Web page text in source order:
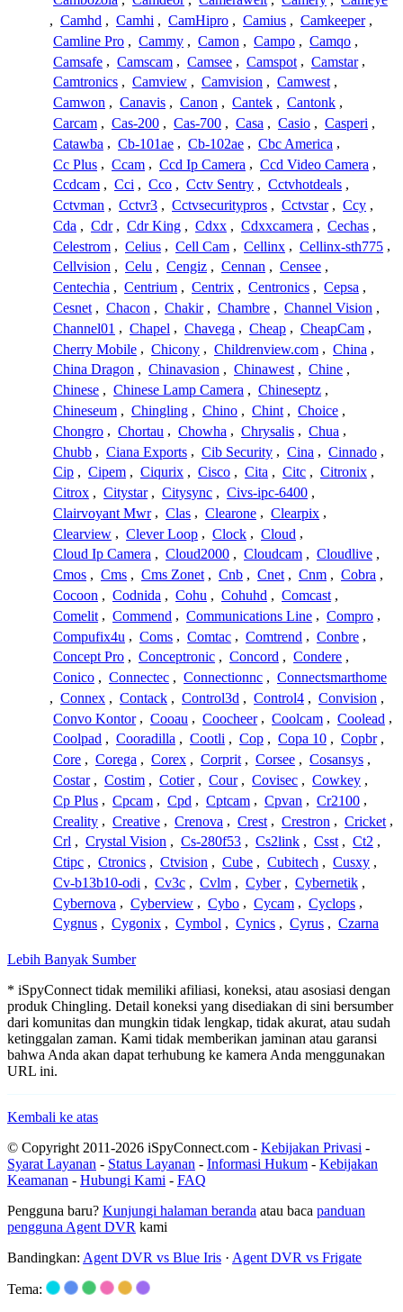
, Camhd , Camhi , CamHipro , Camius , Camkeeper ,
Camline Pro , Cammy , Camon , Campo , Camqo ,
Camsafe , Camscam , Camsee , Camspot , Camstar ,
Camtronics , Camview , Camvision , Camwest ,
Camwon , Canavis , Canon , Cantek , Cantonk ,
Carcam , Cas-200 , Cas-700 , Casa , Casio , Casperi ,
Catawba , Cb-101ae , Cb-102ae , Cbc America ,
Cc Plus , Ccam , Ccd Ip Camera , Ccd Video Camera ,
Ccdcam , Cci , Cco , Cctv Sentry , Cctvhotdeals ,
Cctvman , Cctvr3 , Cctvsecuritypros , Cctvstar , Ccy ,
Cda , Cdr , Cdr King , Cdxx , Cdxxcamera , Cechas ,
Celestrom , Celius , Cell Cam , Cellinx , Cellinx-sth775 ,
Cellvision , Celu , Cengiz , Cennan , Censee ,
Centechia , Centrium , Centrix , Centronics , Cepsa ,
Cesnet , Chacon , Chakir , Chambre , Channel Vision ,
Channel01 , Chapel , Chavega , Cheap , CheapCam ,
Cherry Mobile , Chicony , Childrenview.com , China ,
China Dragon , Chinavasion , Chinawest , Chine ,
Chinese , Chinese Lamp Camera , Chineseptz ,
Chineseum , Chingling , Chino , Chint , Choice ,
Chongro , Chortau , Chowha , Chrysalis , Chua ,
Chubb , Ciana Exports , Cib Security , Cina , Cinnado ,
Cip , Cipem , Ciqurix , Cisco , Cita , Citc , Citronix ,
Citrox , Citystar , Citysync , Civs-ipc-6400 ,
Clairvoyant Mwr , Clas , Clearone , Clearpix ,
Clearview , Clever Loop , Clock , Cloud ,
Cloud Ip Camera , Cloud2000 , Cloudcam , Cloudlive ,
Cmos , Cms , Cms Zonet , Cnb , Cnet , Cnm , Cobra ,
Cocoon , Codnida , Cohu , Cohuhd , Comcast ,
Comelit , Commend , Communications Line , Compro ,
Compufix4u , Coms , Comtac , Comtrend , Conbre ,
Concept Pro , Conceptronic , Concord , Condere ,
Conico , Connectec , Connectionnc , Connectsmarthome
, Connex , Contack , Control3d , Control4 , Convision ,
Convo Kontor , Cooau , Coocheer , Coolcam , Coolead ,
Coolpad , Cooradilla , Cootli , Cop , Copa 10 , Copbr ,
Core , Corega , Corex , Corprit , Corsee , Cosansys ,
Costar , Costim , Cotier , Cour , Covisec , Cowkey ,
Cp Plus , Cpcam , Cpd , Cptcam , Cpvan , Cr2100 ,
Creality , Creative , Crenova , Crest , Crestron , Cricket ,
Crl , Crystal Vision , Cs-280f53 , Cs2link , Csst , Ct2 ,
Ctipc , Ctronics , Ctvision , Cube , Cubitech , Cusxy ,
Cv-b13b10-odi , Cv3c , Cvlm , Cyber , Cybernetik ,
Cybernova , Cyberview , Cybo , Cycam , Cyclops ,
Cygnus , Cygonix , Cymbol , Cynics , Cyrus , Czarna
Lebih Banyak Sumber
* iSpyConnect tidak memiliki afiliasi, koneksi, atau asosiasi dengan
produk Chingling. Detail koneksi yang disediakan di sini bersumber
dari komunitas dan mungkin tidak lengkap, tidak akurat, atau sudah
ketinggalan zaman. Kami tidak memberikan jaminan atau garansi
bahwa Anda akan dapat terhubung ke kamera Anda menggunakan
URL ini.
Kembali ke atas
© Copyright 2011-2026 iSpyConnect.com - Kebijakan Privasi -
Syarat Layanan - Status Layanan - Informasi Hukum - Kebijakan
Keamanan - Hubungi Kami - FAQ
Pengguna baru? Kunjungi halaman beranda atau baca panduan
pengguna Agent DVR kami
Bandingkan: Agent DVR vs Blue Iris · Agent DVR vs Frigate
Tema: